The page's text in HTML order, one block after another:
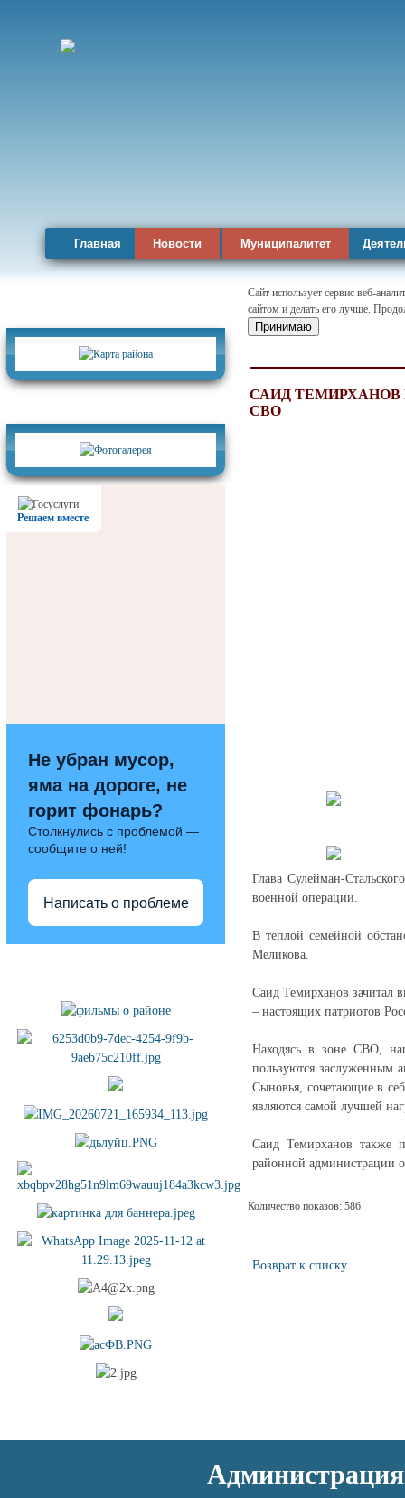
Главная Новости Муниципалитет
Решаем вместе
Не убран мусор,
яма на дороге, не
горит фонарь?
Столкнулись с проблемой —
сообщите о ней!
Написать о проблеме
Сайт использует сервис веб-
сайтом и делать его лучше.
Принимаю
САИД
СВО
Глава Сулейман-
военной операции.
В теплой семейной
Меликова.
Саид Темирханов зачитал
– настоящих патриотов
Находясь в зоне СВО,
пользуются заслуженным
Сыновья, сочетающие в
являются самой лучшей
Саид Темирханов также
районной администрации
Количество показов: 586
Возврат к списку
Администрация